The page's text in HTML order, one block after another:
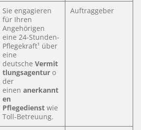
Sie engagieren
für Ihren
Angehörigen
eine 24-Stunden-
Pflegekraft¹ über
eine
deutsche Vermit
tlungsagentur o
der
einen anerkannt
en
Pflegedienst wie
Toll-Betreuung.
Auftraggeber